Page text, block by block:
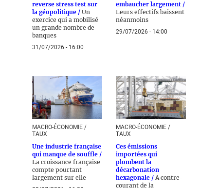
reverse stress test sur
la géopolitique / Un
exercice qui a mobilisé
un grande nombre de
banques
31/07/2026 - 16:00
embaucher largement /
Leurs effectifs baissent
néanmoins
29/07/2026 - 14:00
MACRO-ÉCONOMIE /
TAUX
Une industrie française
qui manque de souffle /
La croissance française
compte pourtant
largement sur elle
MACRO-ÉCONOMIE /
TAUX
Ces émissions
importées qui
plombent la
décarbonation
hexagonale / A contre-
courant de la